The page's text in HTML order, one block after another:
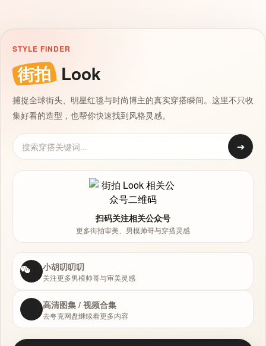
STYLE FINDER
街拍 Look
捕捉全球街头、明星红毯与时尚博主的真实穿搭瞬间。这里不只收
集好看的造型，也帮你快速找到风格灵感。
➔
扫码关注相关公众号
更多街拍审美、男模帅哥与穿搭灵感
小胡叨叨叨
关注更多男模帅哥与审美灵感
高清图集 / 视频合集
去夸克网盘继续看更多内容